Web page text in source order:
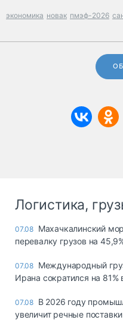
экономика новак пмэф-2026
Логистика,
07.08 Махачкалинский
перевалку грузов на
07.08 Международный
Ирана сократился на 81%
07.08 В 2026 году
увеличит речные